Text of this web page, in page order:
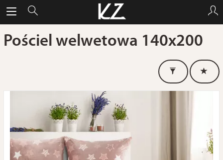
Pościel welwetowa 140x200